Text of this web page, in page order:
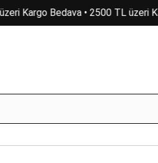
Kargo Bedava • 2500 TL